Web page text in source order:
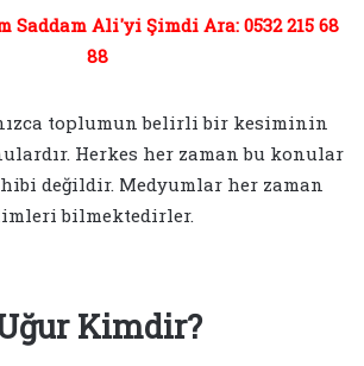
Saddam Ali'yi Şimdi Ara: 0532 215 68
88
toplumun belirli bir kesiminin
Herkes her zaman bu konular
değildir. Medyumlar her zaman
bilmektedirler.
Kimdir?